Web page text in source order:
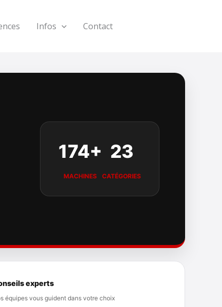
Infos Contact
174+
MACHINES
23
CATÉGORIES
experts
équipes vous guident dans votre choix